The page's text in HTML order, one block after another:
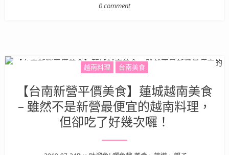
0 comment
越南料理 台南美食
【台南新營平價美食】蓮城越南美食
– 雖然不是新營最便宜的越南料理，
但卻吃了好幾次囉！